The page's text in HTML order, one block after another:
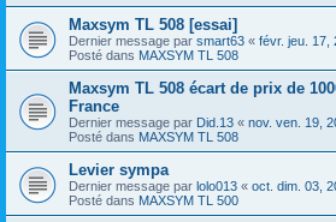
Maxsym TL 508 [essai]
Dernier message par smart63 « févr. jeu. 17,
Posté dans MAXSYM TL 508
Maxsym TL 508 écart de prix de
France
Dernier message par Did.13 « nov. ven. 19,
Posté dans MAXSYM TL 508
Levier sympa
Dernier message par lolo013 « oct. dim. 03,
Posté dans MAXSYM TL 500